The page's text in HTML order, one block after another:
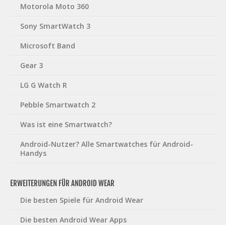
Motorola Moto 360
Sony SmartWatch 3
Microsoft Band
Gear 3
LG G Watch R
Pebble Smartwatch 2
Was ist eine Smartwatch?
Android-Nutzer? Alle Smartwatches für Android-
Handys
ERWEITERUNGEN FÜR ANDROID WEAR
Die besten Spiele für Android Wear
Die besten Android Wear Apps